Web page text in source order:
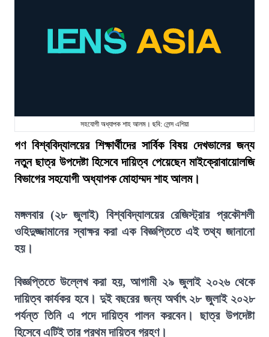
সহযোগী অধ্যাপক শাহ আলম। ছবি: লেন্স এশিয়া
গণ বিশ্ববিদ্যালয়ের শিক্ষার্থীদের সার্বিক বিষয় দেখভালের জন্য
নতুন ছাত্র উপদেষ্টা হিসেবে দায়িত্ব পেয়েছেন মাইক্রোবায়োলজি
বিভাগের সহযোগী অধ্যাপক মোহাম্মদ শাহ আলম।
মঙ্গলবার (২৮ জুলাই) বিশ্ববিদ্যালয়ের রেজিস্ট্রার প্রকৌশলী
ওহিদুজ্জামানের স্বাক্ষর করা এক বিজ্ঞপ্তিতে এই তথ্য জানানো
হয়।
বিজ্ঞপ্তিতে উল্লেখ করা হয়, আগামী ২৯ জুলাই ২০২৬ থেকে
দায়িত্ব কার্যকর হবে। দুই বছরের জন্য অর্থাৎ ২৮ জুলাই ২০২৮
পর্যন্ত তিনি এ পদে দায়িত্ব পালন করবেন। ছাত্র উপদেষ্টা
হিসেবে এটিই তার প্রথম দায়িত্ব গ্রহণ।